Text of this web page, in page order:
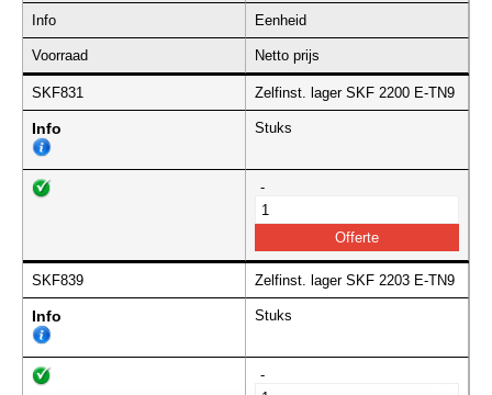
Info Eenheid
Voorraad Netto prijs
SKF831 Zelfinst. lager SKF 2200 E-TN9
Info Stuks
-
SKF839 Zelfinst. lager SKF 2203 E-TN9
Info Stuks
-